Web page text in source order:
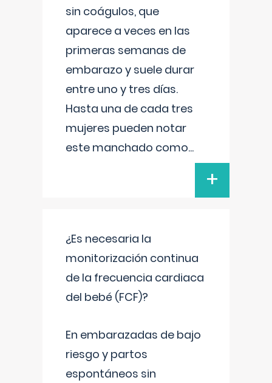
sin coágulos, que
aparece a veces en las
primeras semanas de
embarazo y suele durar
entre uno y tres días.
Hasta una de cada tres
mujeres pueden notar
este manchado como...
+
¿Es necesaria la
monitorización continua
de la frecuencia cardiaca
del bebé (FCF)?
En embarazadas de bajo
riesgo y partos
espontáneos sin